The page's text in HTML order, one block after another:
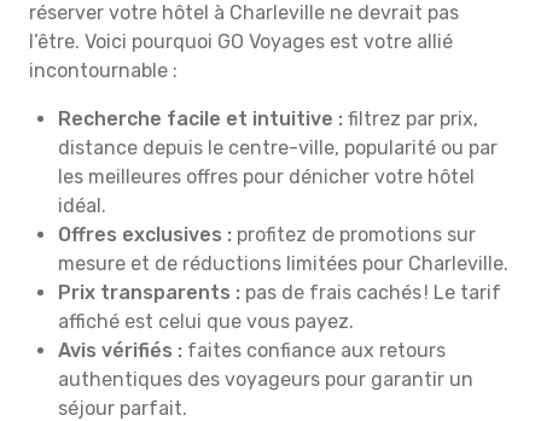
réserver votre hôtel à Charleville ne devrait pas
l’être. Voici pourquoi GO Voyages est votre allié
incontournable :
Recherche facile et intuitive : filtrez par prix,
distance depuis le centre-ville, popularité ou par
les meilleures offres pour dénicher votre hôtel
idéal.
Offres exclusives : profitez de promotions sur
mesure et de réductions limitées pour Charleville.
Prix transparents : pas de frais cachés ! Le tarif
affiché est celui que vous payez.
Avis vérifiés : faites confiance aux retours
authentiques des voyageurs pour garantir un
séjour parfait.